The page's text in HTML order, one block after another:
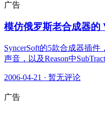
广告
模仿俄罗斯老合成器的
SyncerSoft的5款合成器插
声音，以及Reason中
2006-04-21 · 暂无评论
广告